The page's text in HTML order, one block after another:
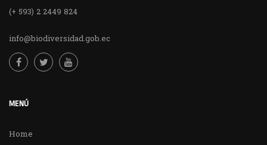
(+ 593) 2 2449 824
info@biodiversidad.gob.ec
MENÚ
Home